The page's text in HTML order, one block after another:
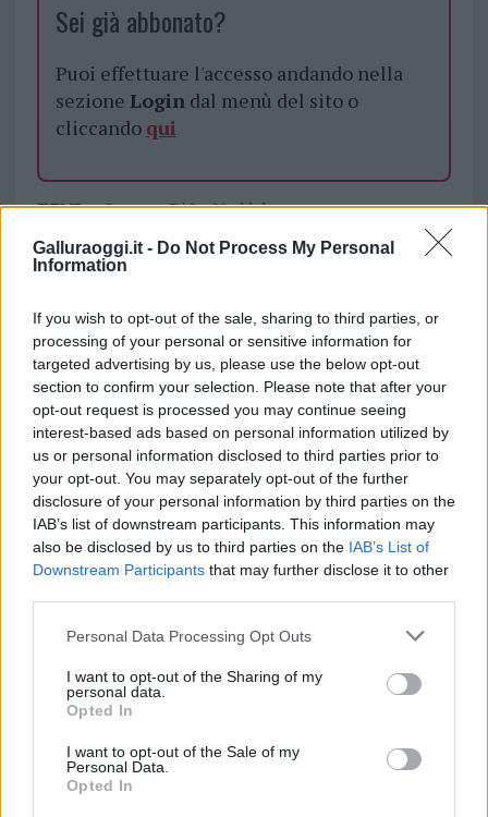
Galluraoggi.it - Do Not Process My Personal
Information
If you wish to opt-out of the sale, sharing to third parties, or
processing of your personal or sensitive information for
targeted advertising by us, please use the below opt-out
section to confirm your selection. Please note that after your
opt-out request is processed you may continue seeing
interest-based ads based on personal information utilized by
us or personal information disclosed to third parties prior to
your opt-out. You may separately opt-out of the further
disclosure of your personal information by third parties on the
IAB’s list of downstream participants. This information may
also be disclosed by us to third parties on the IAB’s List of
Downstream Participants that may further disclose it to other
Please note that this website/app uses one or more Google
not limited to your visit or usage behaviour. You may click to
grant or deny consent to Google and its third-party tags to
use your data for below specified purposes in below Google
consent section.
Personal Data Processing Opt Outs
I want to opt-out of the Sharing of my
personal data.
Opted In
I want to opt-out of the Sale of my
Personal Data.
Opted In
Sei già abbonato?
Puoi effettuare l'accesso andando nella
sezione Logindal menù del sito o
cliccando qui
TEMI:
Comune Di La Maddalena
Coronavirus La Maddalena
Zona Rossa La Maddalena
Notizie in tempo reale?
Entra nel canale telegram di
GalluraOggi.it
Inviaci le tue segnalazioni,
i tuoi video e le tue foto
Su WhatsApp al numero +39
345 356 7512
Ricevi le nostre ultime news
daGoogle News